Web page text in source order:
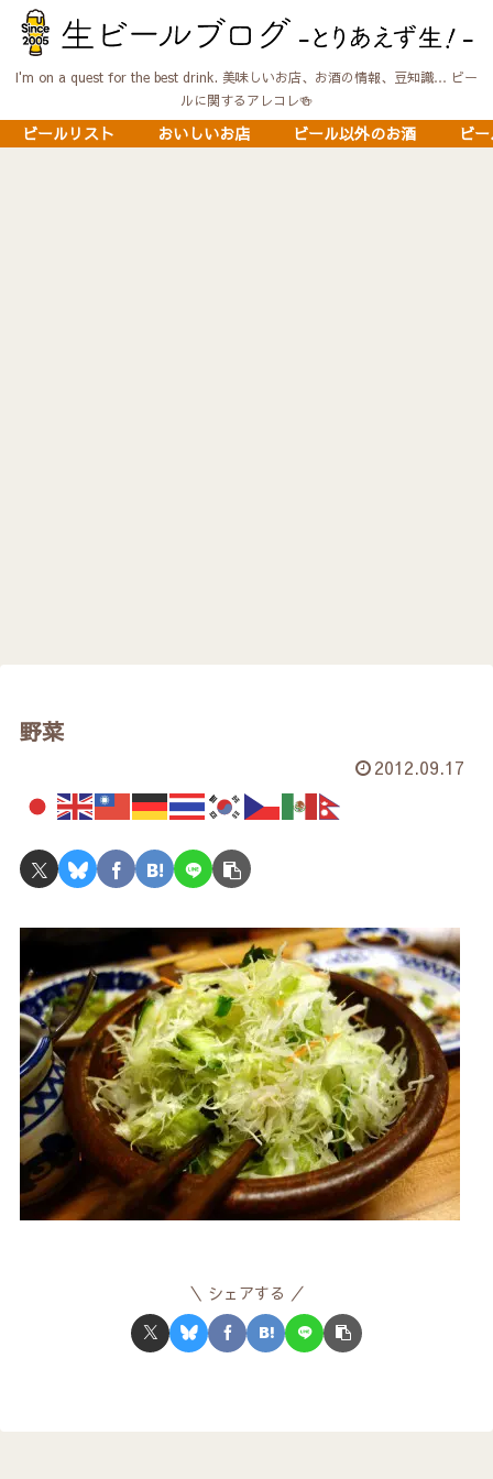
I'm on a quest for the best drink. 美味しいお店、お酒の情報、豆知識… ビー
ルに関するアレコレ🍻
ビールリスト おいしいお店 ビール以外のお酒 ビ
野菜
2012.09.17
シェアする